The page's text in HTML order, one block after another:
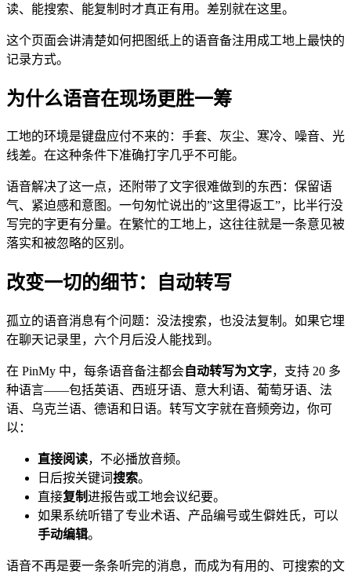
读、能搜索、能复制时才真正有用。差别就在这里。
这个页面会讲清楚如何把图纸上的语音备注用成工地上最快的
记录方式。
为什么语音在现场更胜一筹
工地的环境是键盘应付不来的：手套、灰尘、寒冷、噪音、光
线差。在这种条件下准确打字几乎不可能。
语音解决了这一点，还附带了文字很难做到的东西：保留语
气、紧迫感和意图。一句匆忙说出的”这里得返工”，比半行没
写完的字更有分量。在繁忙的工地上，这往往就是一条意见被
落实和被忽略的区别。
改变一切的细节：自动转写
孤立的语音消息有个问题：没法搜索，也没法复制。如果它埋
在聊天记录里，六个月后没人能找到。
在 PinMy 中，每条语音备注都会自动转写为文字，支持 20 多
种语言——包括英语、西班牙语、意大利语、葡萄牙语、法
语、乌克兰语、德语和日语。转写文字就在音频旁边，你可
以：
直接阅读，不必播放音频。
日后按关键词搜索。
直接复制进报告或工地会议纪要。
如果系统听错了专业术语、产品编号或生僻姓氏，可以
手动编辑。
语音不再是要一条条听完的消息，而成为有用的、可搜索的文